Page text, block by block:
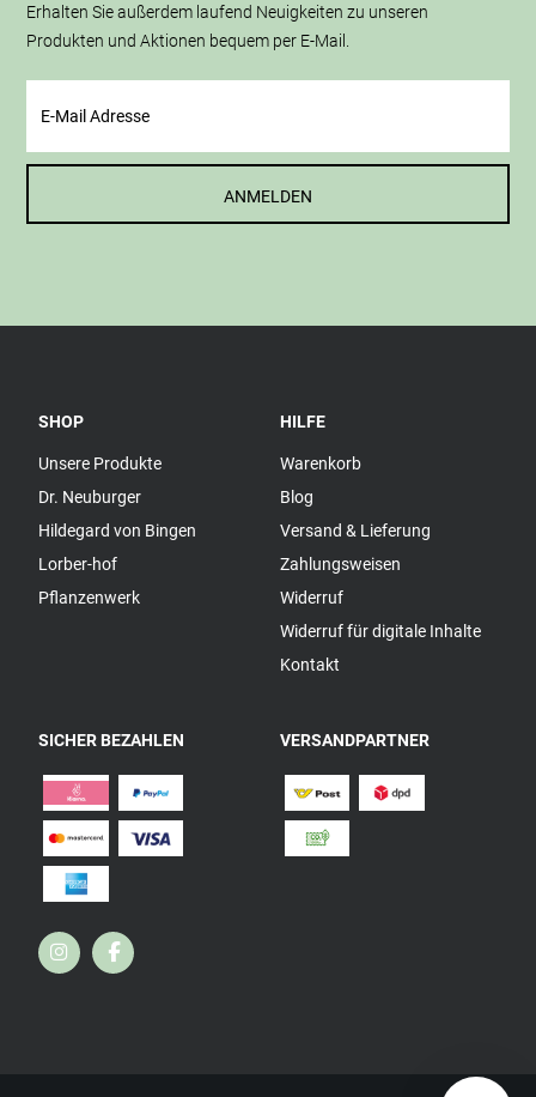
Erhalten Sie außerdem laufend Neuigkeiten zu unseren
Produkten und Aktionen bequem per E-Mail.
ANMELDEN
SHOP
Unsere Produkte
Dr. Neuburger
Hildegard von Bingen
Lorber-hof
Pflanzenwerk
HILFE
Warenkorb
Blog
Versand & Lieferung
Zahlungsweisen
Widerruf
Widerruf für digitale Inhalte
Kontakt
SICHER BEZAHLEN VERSANDPARTNER